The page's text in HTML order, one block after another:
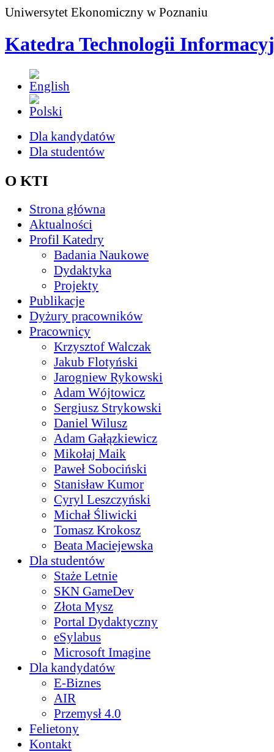
Uniwersytet Ekonomiczny w Poznaniu
Katedra Technologii
Dla kandydatów
Dla studentów
O KTI
Strona główna
Aktualności
Profil Katedry
Badania Naukowe
Dydaktyka
Projekty
Publikacje
Dyżury pracowników
Pracownicy
Krzysztof Walczak
Jakub Flotyński
Jarogniew Rykowski
Adam Wójtowicz
Sergiusz Strykowski
Daniel Wilusz
Adam Gałązkiewicz
Mikołaj Maik
Paweł Sobociński
Stanisław Kumor
Cyryl Leszczyński
Michał Śliwicki
Tomasz Krokosz
Beata Maciejewska
Dla studentów
Staże Letnie
SKN GameDev
Złota Mysz
Portal Dydaktyczny
eSylabus
Microsoft Imagine
Dla kandydatów
E-Biznes
AIR
Przemysł 4.0
Felietony
Kontakt